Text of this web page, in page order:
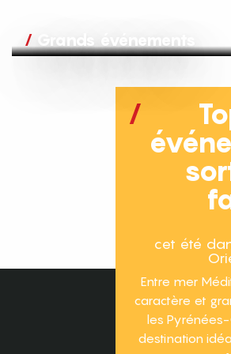
Grands événements
cet été
Entre mer
caractère et
les
destination